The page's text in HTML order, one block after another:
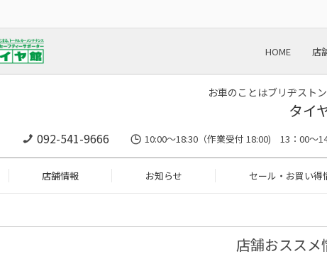
HOME 店
お車のことはブリヂスト
タイ
092-541-9666 10:00～18:30（作業受付 18:00) 13：00～
店舗情報 お知らせ セール・お買い得
店舗おススメ